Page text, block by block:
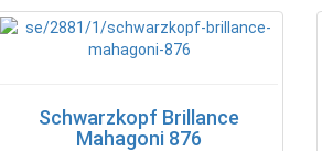
Schwarzkopf Brillance
Mahagoni 876